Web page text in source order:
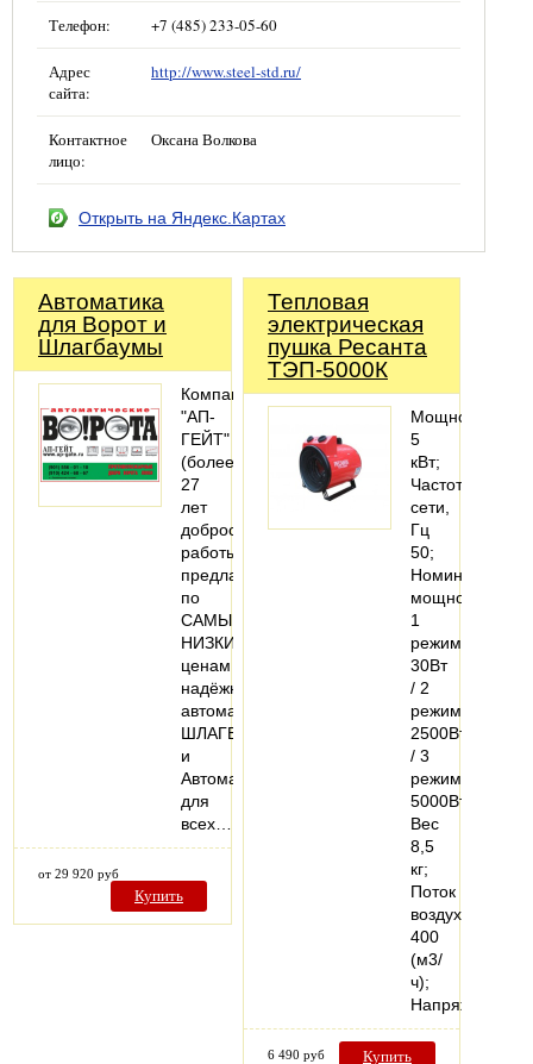
Телефон: +7 (485) 233-05-60
Адрес
сайта:
http://www.steel-std.ru/
Контактное
лицо:
Оксана Волкова
Открыть на Яндекс.Картах
Автоматика
для Ворот и
Шлагбаумы
Компания
"АП-
ГЕЙТ"
(более
27
лет
добросовестной
работы)
предлагает
по
САМЫМ
НИЗКИМ
ценам
надёжные
автоматические
ШЛАГБАУМЫ
и
Автоматику
для
всех…
от 29 920 руб
Купить
Тепловая
электрическая
пушка Ресанта
ТЭП-5000К
Мощность
5
кВт;
Частота
сети,
Гц
50;
Номинальная
мощность
1
режим
30Вт
/ 2
режим
2500Вт
/ 3
режим
5000Вт;
Вес
8,5
кг;
Поток
воздуха
400
(м3/
ч);
Напряжение…
6 490 руб Купить